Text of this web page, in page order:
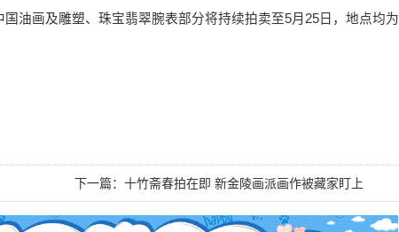
油画及雕塑、珠宝翡翠腕表部分将持续拍卖至5月25日，地点均为
下一篇：十竹斋春拍在即 新金陵画派画作被藏家盯上